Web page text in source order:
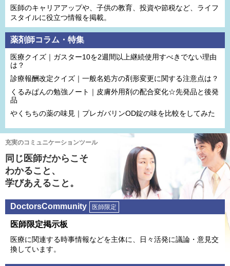
医師のキャリアアップや、子供の教育、投資や節税など、ライフ
スタイルに役立つ情報を掲載。
薬剤師コラム・特集
医療クイズ｜ガスター10を2週間以上継続使用すべきでない理由
は？
診療報酬改定クイズ｜一般名処方の剤形変更に関する注意点は？
くるみぱんの勉強ノート｜皮膚外用剤の配合変化☆先発品と後発
品
やくちちの薬の味見｜プレガバリンOD錠の味を比較をしてみた
充実のコミュニケーションツール
同じ医師だからこそ
わかること、
学びあえること。
DoctorsCommunity 医師限定
医師限定掲⽰板
医療に関連する時事情報などを主体に、⽇々活発に議論・意⾒交
換しています。